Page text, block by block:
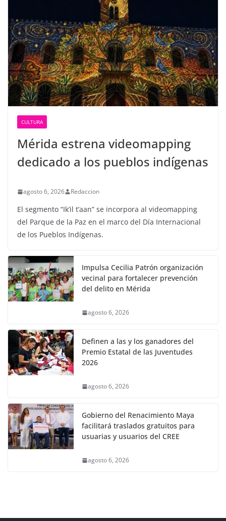
CULTURA
Mérida estrena videomapping
dedicado a los pueblos indígenas
agosto 6, 2026 Redaccion
El segmento “Ik’il t’aan” se incorpora al videomapping
del Parque de la Paz en el marco del Día Internacional
de los Pueblos Indígenas.
Impulsa Cecilia Patrón organización
vecinal para fortalecer prevención
del delito en Mérida
agosto 6, 2026
Definen a las y los ganadores del
Premio Estatal de las Juventudes
2026
agosto 6, 2026
Gobierno del Renacimiento Maya
facilitará traslados gratuitos para
usuarias y usuarios del CREE
agosto 6, 2026